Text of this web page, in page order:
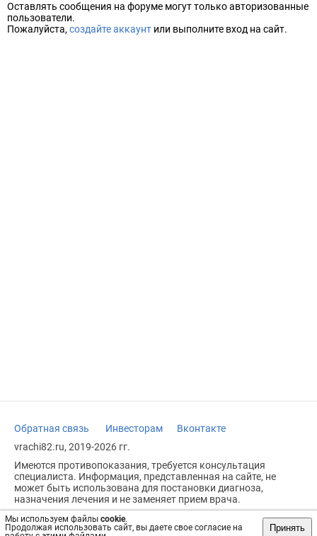
Мы используем файлы cookie.
Продолжая использовать сайт, вы даете свое согласие на
Принять
Оставлять сообщения на форуме могут только авторизованные
пользователи.
Пожалуйста, создайте аккаунт или выполните вход на сайт.
Обратная связь Инвесторам
Вконтакте
vrachi82.ru, 2019-2026 гг.
Имеются противопоказания, требуется консультация
специалиста. Информация, представленная на сайте, не
может быть использована для постановки диагноза,
назначения лечения и не заменяет прием врача.
Возрастное ограничение: 18+